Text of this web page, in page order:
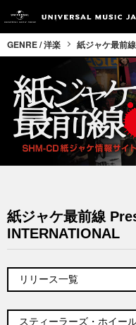
GENRE / 洋楽 紙ジャケ最前
紙ジャケ最前線
INTERNATIONAL